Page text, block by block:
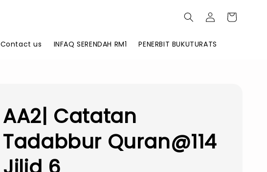
Contact us INFAQ SERENDAH RM1 PENERBIT BUKUTURATS
AA2| Catatan
Tadabbur Quran@114